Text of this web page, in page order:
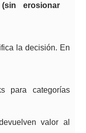
erosionar
la decisión. En
para categorías
valor al